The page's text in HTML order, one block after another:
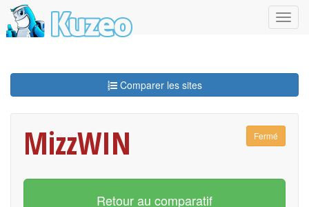
Comparer les sites
MizzWIN Fermé
Retour au comparatif